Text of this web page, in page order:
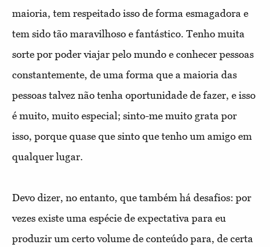
maioria, tem respeitado isso de forma esmagadora e
tem sido tão maravilhoso e fantástico. Tenho muita
sorte por poder viajar pelo mundo e conhecer pessoas
constantemente, de uma forma que a maioria das
pessoas talvez não tenha oportunidade de fazer, e isso
é muito, muito especial; sinto-me muito grata por
isso, porque quase que sinto que tenho um amigo em
qualquer lugar.
Devo dizer, no entanto, que também há desafios: por
vezes existe uma espécie de expectativa para eu
produzir um certo volume de conteúdo para, de certa